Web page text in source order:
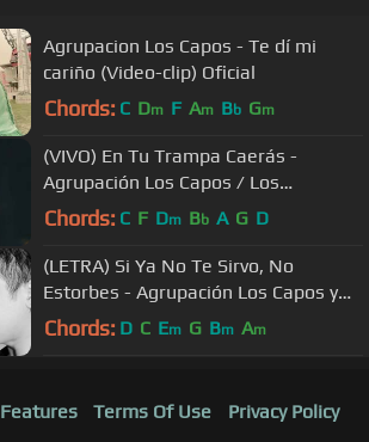
Agrupacion Los Capos - Te dí mi
cariño (Video-clip) Oficial
Chords: C Dm F Am Bb Gm
(VIVO) En Tu Trampa Caerás -
Agrupación Los Capos / Los
Marquina - Bolivia / CUMBIA
Chords: C F Dm Bb A G D
(LETRA) Si Ya No Te Sirvo, No
Estorbes - Agrupación Los Capos y
Agrupación Kavali
Chords: D C Em G Bm Am
Features Terms Of Use
Privacy Policy